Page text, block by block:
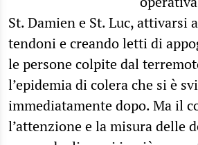
St. Damien e St. Luc, attivarsi
tendoni e creando letti di
le persone colpite dal
l’epidemia di colera che si è
immediatamente dopo. Ma il
l’attenzione e la misura delle